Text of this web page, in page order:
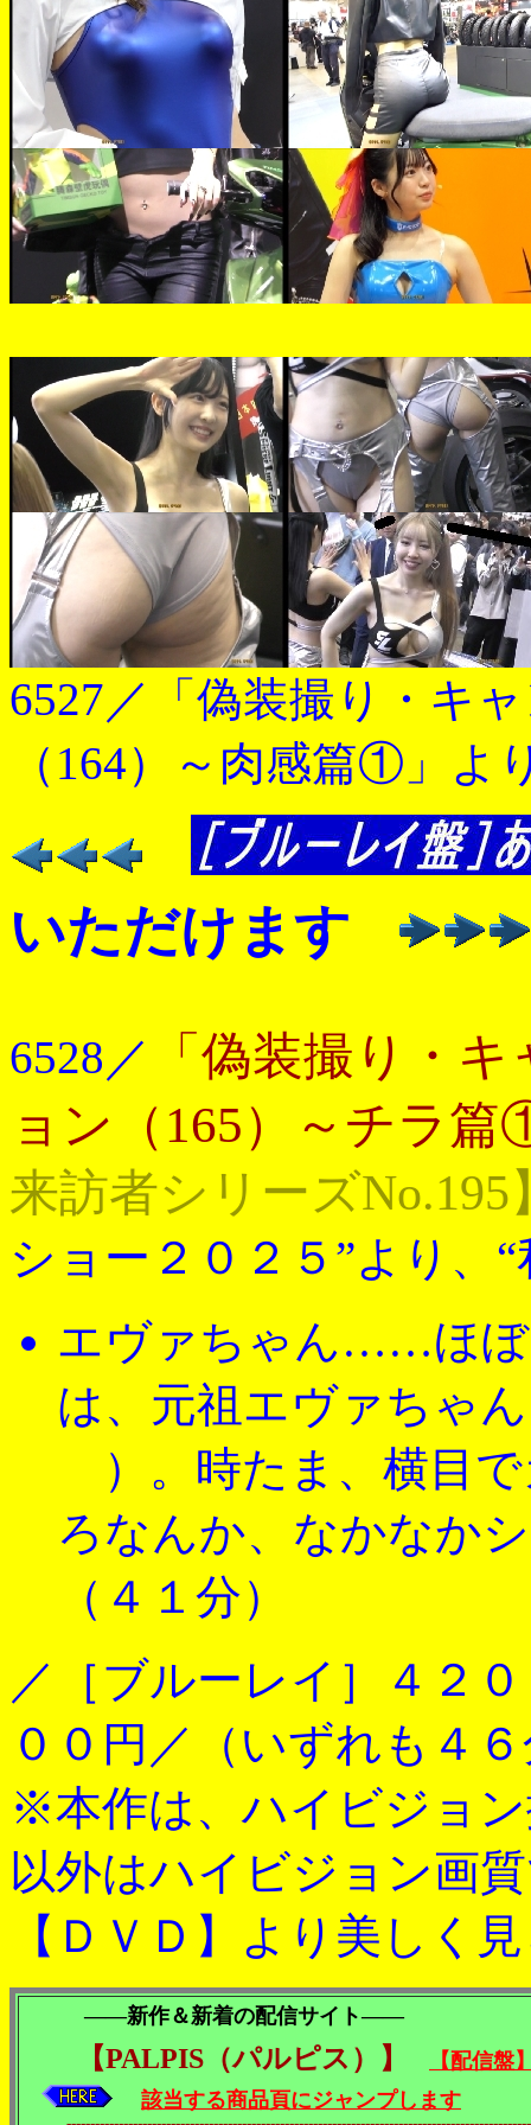
6527／「偽装撮り・キ
（164）～肉感篇①」よ
いただけます
6528／
「偽装撮り・
ョン（165）～チラ
来訪者シリーズNo.195
ショー２０２５”より、
エヴァちゃん……ほ
は、元祖エヴァちゃ
）。時たま、横目
ろなんか、なかなか
（４１分）
／［ブルーレイ］４２
００円／（いずれも４
※本作は、ハイビジョ
以外はハイビジョン画
【ＤＶＤ】より美しく
――新作＆新着の配信サイト――
【PALPIS（パルピス）】
【配信盤
該当する商品頁にジャンプします